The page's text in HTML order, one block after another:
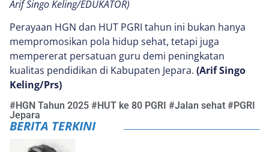
Arif Singo Keling/EDUKATOR)
Perayaan HGN dan HUT PGRI tahun ini bukan hanya
mempromosikan pola hidup sehat, tetapi juga
mempererat persatuan guru demi peningkatan
kualitas pendidikan di Kabupaten Jepara. (Arif Singo
Keling/Prs)
#HGN Tahun 2025 #HUT ke 80 PGRI #Jalan sehat #PGRI
Jepara
BERITA TERKINI